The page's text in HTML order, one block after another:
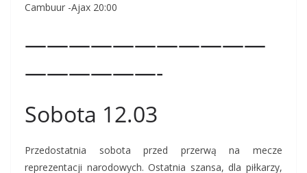
Cambuur -Ajax 20:00
———————————
——————-
Sobota 12.03
Przedostatnia sobota przed przerwą na mecze
reprezentacji narodowych. Ostatnia szansa, dla piłkarzy,